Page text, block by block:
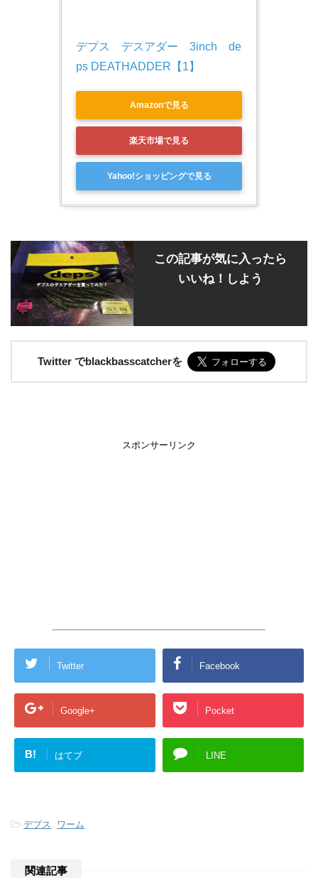
デプス　デスアダー　3inch　de
ps DEATHADDER【1】
Amazonで見る
楽天市場で見る
Yahoo!ショッピングで見る
この記事が気に入ったら
いいね！しよう
Twitter でblackbasscatcherを
スポンサーリンク
Twitter Facebook
Google+ Pocket
B! はてブ LINE
-デプス, ワーム
関連記事